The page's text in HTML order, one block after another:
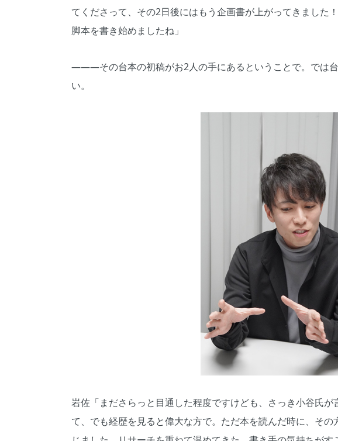
てくださって、その2日後にはもう企画書が上がってきました
脚本を書き始めましたね」
―――その台本の初稿がお2人の手にあるということで。では
い。
岩佐「まださらっと目通した程度ですけども、さっき小谷氏が
て、でも経歴を見ると偉大な方で。ただ本を読んだ時に、そ